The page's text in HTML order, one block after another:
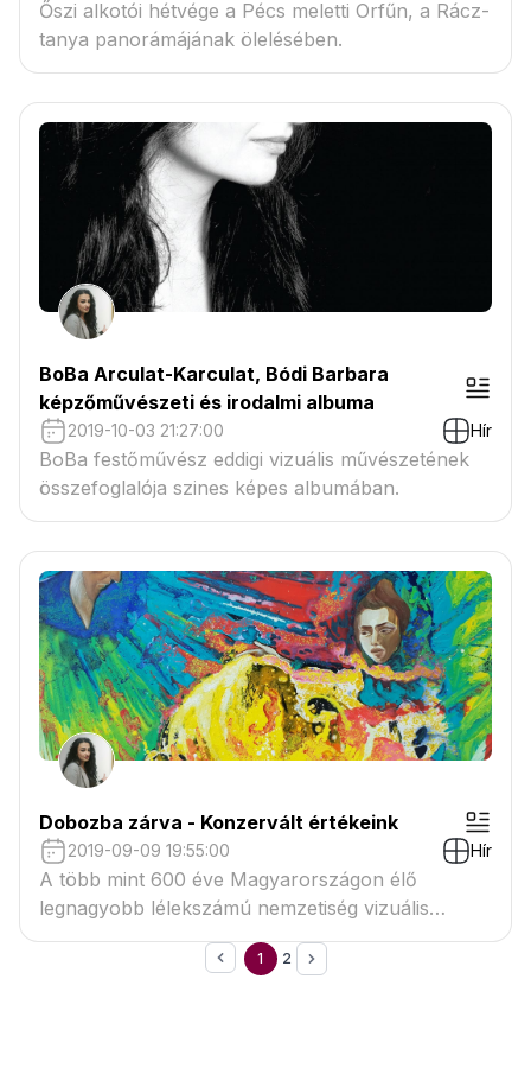
Őszi alkotói hétvége a Pécs meletti Orfűn, a Rácz-
tanya panorámájának ölelésében.
BoBa Arculat-Karculat, Bódi Barbara
képzőművészeti és irodalmi albuma
2019-10-03 21:27:00 Hír
BoBa festőművész eddigi vizuális művészetének
összefoglalója szines képes albumában.
Dobozba zárva - Konzervált értékeink
2019-09-09 19:55:00 Hír
A több mint 600 éve Magyarországon élő
legnagyobb lélekszámú nemzetiség vizuális
művészeti értékeinek a feltárása.
1 2